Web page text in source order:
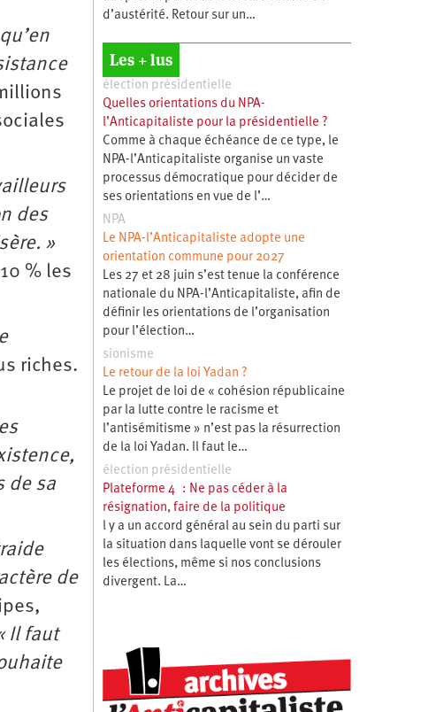
des
»
% les
riches.
de sa
de
Il faut
d’austérité. Retour sur un…
Les + lus
élection présidentielle
Quelles orientations du NPA-
l’Anticapitaliste pour la présidentielle ?
Comme à chaque échéance de ce type, le
NPA-l’Anticapitaliste organise un vaste
processus démocratique pour décider de
ses orientations en vue de l’…
NPA
Le NPA-l’Anticapitaliste adopte une
orientation commune pour 2027
Les 27 et 28 juin s’est tenue la conférence
nationale du NPA-l’Anticapitaliste, afin de
définir les orientations de l’organisation
pour l’élection…
sionisme
Le retour de la loi Yadan ?
Le projet de loi de « cohésion républicaine
par la lutte contre le racisme et
l’antisémitisme » n’est pas la résurrection
de la loi Yadan. Il faut le…
élection présidentielle
Plateforme 4 : Ne pas céder à la
résignation, faire de la politique
l y a un accord général au sein du parti sur
la situation dans laquelle vont se dérouler
les élections, même si nos conclusions
divergent. La…